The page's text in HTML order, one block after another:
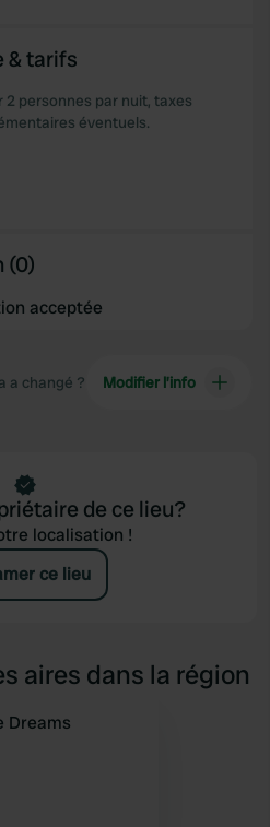
& tarifs
personnes par nuit, taxes
éventuels.
(0)
acceptée
a changé ? Modifier l’info
de ce lieu?
localisation !
ce lieu
aires dans la région
Dreams